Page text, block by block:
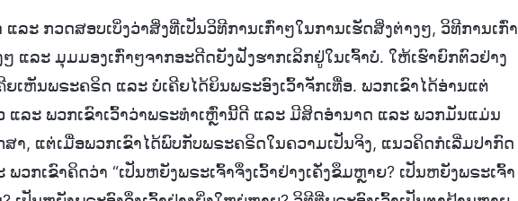
ລະ ກວດສອບເບິ່ງວ່າສິ່ງທີ່ເປັນວິທີການເກົ່າໆໃນການເຮັດສິ່ງຕ່າງໆ, ວິທີການເກົ່າ
ໆ ແລະ ມຸມມອງເກົ່າໆຈາກອະດີດຍັງຝັງຮາກເລິກຢູ່ໃນເຈົ້າບໍ່. ໃຫ້ເຮົາຍົກຕົວຢ່າງ
ຍເຫັນພຣະຄຣິດ ແລະ ບໍ່ເຄີຍໄດ້ຍິນພຣະອົງເວົ້າຈັກເທື່ອ. ພວກເຂົາໄດ້ອ່ານແຕ່
ແລະ ພວກເຂົາເວົ້າວ່າພຣະທຳເຫຼົ່ານີ້ດີ ແລະ ມີສິດອຳນາດ ແລະ ພວກມັນແມ່ນ
າ, ແຕ່ເມື່ອພວກເຂົາໄດ້ພົບກັບພຣະຄຣິດໃນຄວາມເປັນຈິງ, ແນວຄິດກໍເລີ່ມປາກົດ
ວກເຂົາຄິດວ່າ “ເປັນຫຍັງພຣະເຈົ້າຈຶ່ງເວົ້າຢ່າງເຄັ່ງຂຶມຫຼາຍ? ເປັນຫຍັງພຣະເຈົ້າ